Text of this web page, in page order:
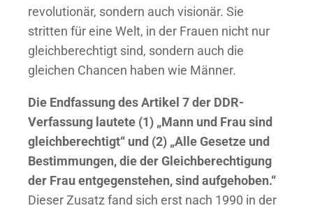
revolutionär, sondern auch visionär. Sie
stritten für eine Welt, in der Frauen nicht nur
gleichberechtigt sind, sondern auch die
gleichen Chancen haben wie Männer.
Die Endfassung des Artikel 7 der DDR-
Verfassung lautete (1) „Mann und Frau sind
gleichberechtigt“ und (2) „Alle Gesetze und
Bestimmungen, die der Gleichberechtigung
der Frau entgegenstehen, sind aufgehoben.“
Dieser Zusatz fand sich erst nach 1990 in der